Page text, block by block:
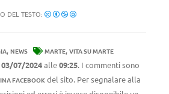
DEL TESTO:
, NEWS MARTE, VITA SU MARTE
03/07/2024alle09:25. I commenti sono
FACEBOOK del sito. Per segnalare alla